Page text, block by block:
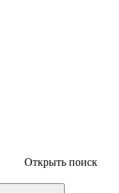
Открыть поиск